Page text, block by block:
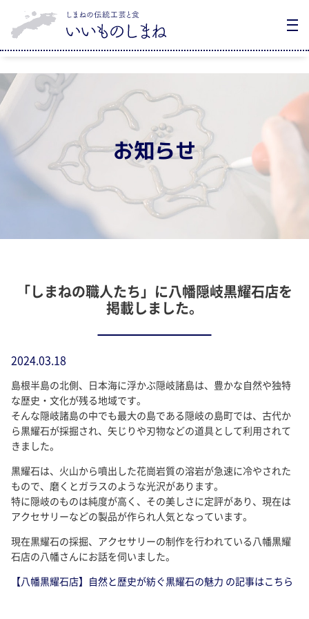
お知らせ
「しまねの職人たち」に八幡隠岐黒耀石店を
掲載しました。
2024.03.18
島根半島の北側、日本海に浮かぶ隠岐諸島は、豊かな自然や独特
な歴史・文化が残る地域です。
そんな隠岐諸島の中でも最大の島である隠岐の島町では、古代か
ら黒耀石が採掘され、矢じりや刃物などの道具として利用されて
きました。
黒耀石は、火山から噴出した花崗岩質の溶岩が急速に冷やされた
もので、磨くとガラスのような光沢があります。
特に隠岐のものは純度が高く、その美しさに定評があり、現在は
アクセサリーなどの製品が作られ人気となっています。
現在黒耀石の採掘、アクセサリーの制作を行われている八幡黒耀
石店の八幡さんにお話を伺いました。
【八幡黒耀石店】自然と歴史が紡ぐ黒耀石の魅力 の記事はこちら